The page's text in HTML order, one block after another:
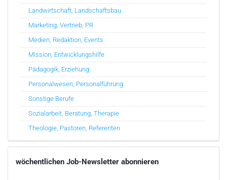
Landwirtschaft, Landschaftsbau
Marketing, Vertrieb, PR
Medien, Redaktion, Events
Mission, Entwicklungshilfe
Pädagogik, Erziehung
Personalwesen, Personalführung
Sonstige Berufe
Sozialarbeit, Beratung, Therapie
Theologie, Pastoren, Referenten
wöchentlichen Job-Newsletter abonnieren